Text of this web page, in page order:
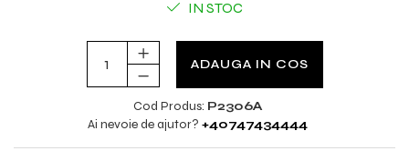
IN STOC
ADAUGA IN COS
Cod Produs: P2306A
Ai nevoie de ajutor? +40747434444